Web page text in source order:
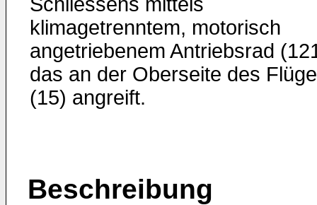
klimagetrenntem, motorisch
angetriebenem Antriebsrad
das an der Oberseite des
(15) angreift.
Beschreibung